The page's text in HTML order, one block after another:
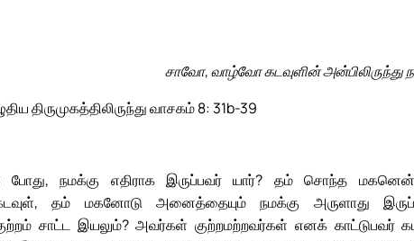
சாவோ, வாழ்வோ கடவுளின் அன்பிலிருந்து
திருமுகத்திலிருந்து வாசகம் 8: 31b-39
போது, நமக்கு எதிராக இருப்பவர் யார்? தம் சொந்த
தம் மகனோடு அனைத்தையும் நமக்கு அருளாது
சாட்ட இயலும்? அவர்கள் குற்றமற்றவர்கள் எனக் காட்டுபவர்